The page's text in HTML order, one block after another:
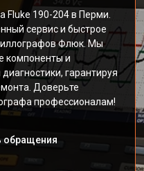
190-204 в Перми.
сервис и быстрое
Флюк. Мы
компоненты и
гарантируя
Доверьте
профессионалам!
обращения